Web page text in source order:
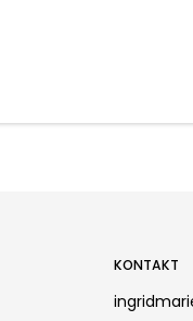
KONTAKT